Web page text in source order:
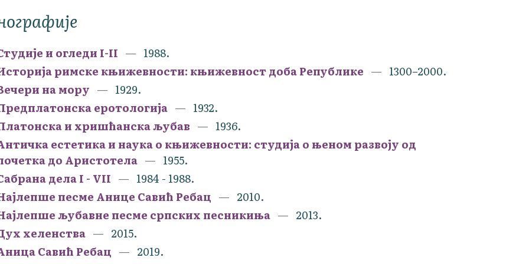
и огледи I-II
1988.
римске књижевности: књижевност доба Републике
1300–2000.
на мору
1929.
еротологија
1932.
и хришћанска љубав
1936.
естетика и наука о књижевности: студија о њеном развоју од
до Аристотела
1955.
дела I - VII
1984 - 1988.
песме Анице Савић Ребац
2010.
љубавне песме српских песникиња
2013.
хеленства
2015.
Савић Ребац
2019.